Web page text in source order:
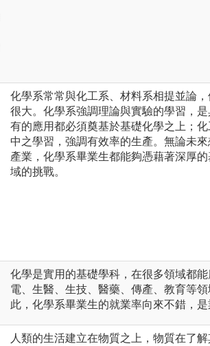
化學系常常與化工系、材料系相提並論
很大。化學系強調理論與實驗的學習，
有的應用都必須奠基於基礎化學之上；
中之學習，強調有效率的生產。無論未
產業，化學系畢業生都能夠憑藉著深厚
域的挑戰。
化學是實用的基礎學科，在很多領域都
電、生醫、生技、醫藥、傳產、教育等
此，化學系畢業生的就業率向來不錯，是
人類的生活建立在物質之上，物質在了